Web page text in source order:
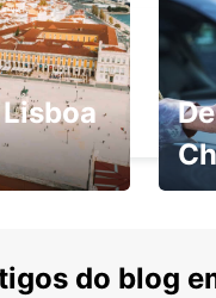
do blog